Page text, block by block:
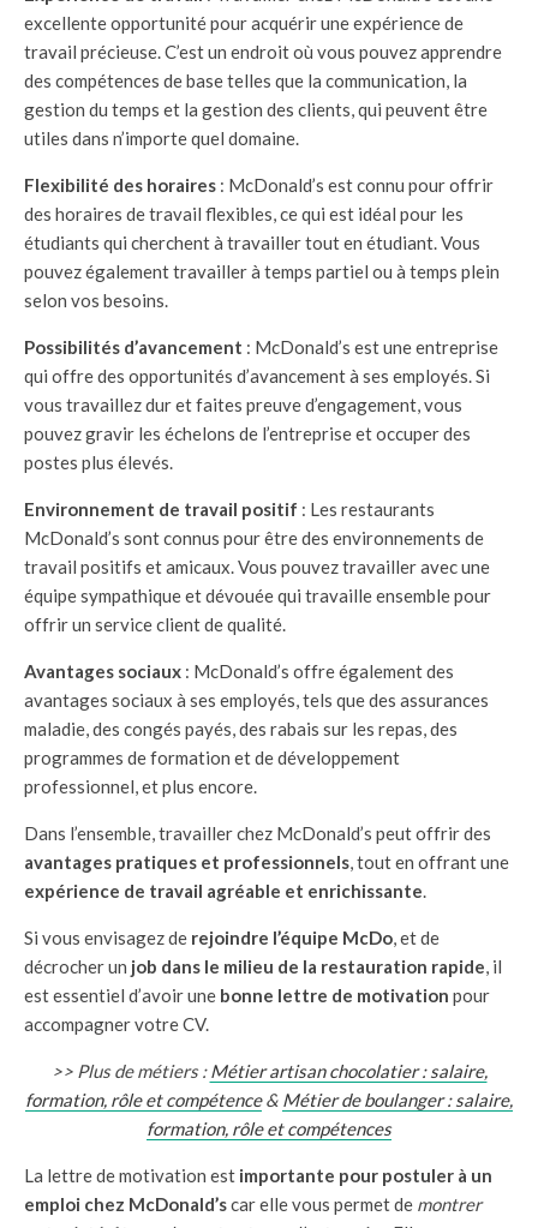
excellente opportunité pour acquérir une expérience de
travail précieuse. C’est un endroit où vous pouvez apprendre
des compétences de base telles que la communication, la
gestion du temps et la gestion des clients, qui peuvent être
utiles dans n’importe quel domaine.
Flexibilité des horaires : McDonald’s est connu pour offrir
des horaires de travail flexibles, ce qui est idéal pour les
étudiants qui cherchent à travailler tout en étudiant. Vous
pouvez également travailler à temps partiel ou à temps plein
selon vos besoins.
Possibilités d’avancement : McDonald’s est une entreprise
qui offre des opportunités d’avancement à ses employés. Si
vous travaillez dur et faites preuve d’engagement, vous
pouvez gravir les échelons de l’entreprise et occuper des
postes plus élevés.
Environnement de travail positif : Les restaurants
McDonald’s sont connus pour être des environnements de
travail positifs et amicaux. Vous pouvez travailler avec une
équipe sympathique et dévouée qui travaille ensemble pour
offrir un service client de qualité.
Avantages sociaux : McDonald’s offre également des
avantages sociaux à ses employés, tels que des assurances
maladie, des congés payés, des rabais sur les repas, des
programmes de formation et de développement
professionnel, et plus encore.
Dans l’ensemble, travailler chez McDonald’s peut offrir des
avantages pratiques et professionnels , tout en offrant une
expérience de travail agréable et enrichissante
Si vous envisagez de rejoindre l’équipe McDo , et de
décrocher un job dans le milieu de la restauration rapide , il
est essentiel d’avoir une bonne lettre de motivation pour
accompagner votre CV.
>> Plus de métiers : Métier artisan chocolatier : salaire,
formation, rôle et compétence& Métier de boulanger : salaire,
formation, rôle et compétences
La lettre de motivation est importante pour postuler à un
emploi chez McDonald’scar elle vous permet de montrer